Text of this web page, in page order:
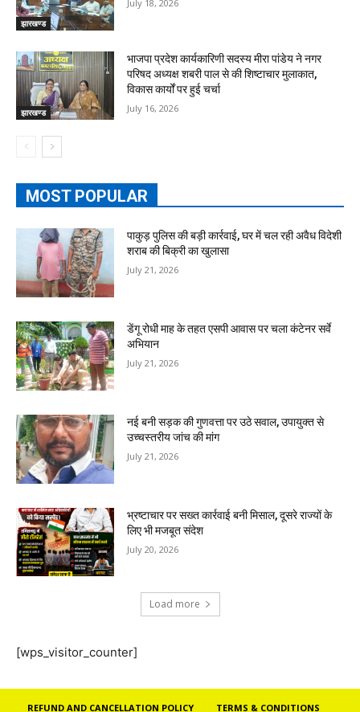
झारखण्ड
July 18, 2026
झारखण्ड
भाजपा प्रदेश कार्यकारिणी सदस्य मीरा पांडेय ने नगर
परिषद अध्यक्ष शबरी पाल से की शिष्टाचार मुलाकात,
विकास कार्यों पर हुई चर्चा
July 16, 2026
MOST POPULAR
पाकुड़ पुलिस की बड़ी कार्रवाई, घर में चल रही अवैध विदेशी
शराब की बिक्री का खुलासा
July 21, 2026
डेंगू रोधी माह के तहत एसपी आवास पर चला कंटेनर सर्वे
अभियान
July 21, 2026
नई बनी सड़क की गुणवत्ता पर उठे सवाल, उपायुक्त से
उच्चस्तरीय जांच की मांग
July 21, 2026
भ्रष्टाचार पर सख्त कार्रवाई बनी मिसाल, दूसरे राज्यों के
लिए भी मजबूत संदेश
July 20, 2026
Load more
[wps_visitor_counter]
REFUND AND CANCELLATION POLICY TERMS & CONDITIONS